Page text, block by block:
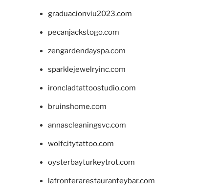
graduacionviu2023.com
pecanjackstogo.com
zengardendayspa.com
sparklejewelryinc.com
ironcladtattoostudio.com
bruinshome.com
annascleaningsvc.com
wolfcitytattoo.com
oysterbayturkeytrot.com
lafronterarestauranteybar.com